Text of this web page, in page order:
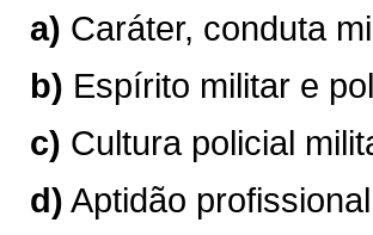
a) Caráter, conduta
b) Espírito militar e
c) Cultura policial
d) Aptidão